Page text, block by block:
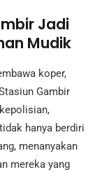
Jadi
Mudik
koper,
Gambir
hanya berdiri
menanyakan
mereka yang